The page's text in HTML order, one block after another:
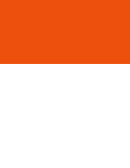
contenido